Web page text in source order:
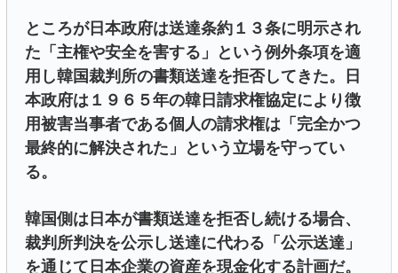
ところが日本政府は送達条約１３条に明示され
た「主権や安全を害する」という例外条項を適
用し韓国裁判所の書類送達を拒否してきた。日
本政府は１９６５年の韓日請求権協定により徴
用被害当事者である個人の請求権は「完全かつ
最終的に解決された」という立場を守ってい
る。
韓国側は日本が書類送達を拒否し続ける場合、
裁判所判決を公示し送達に代わる「公示送達」
を通じて日本企業の資産を現金化する計画だ。